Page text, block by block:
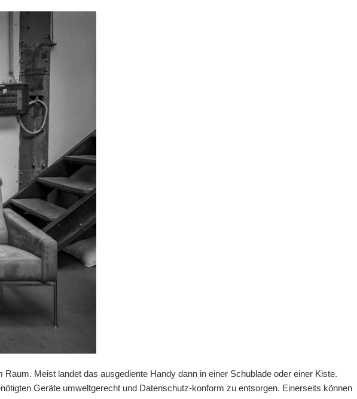
Meist landet das ausgediente Handy dann in einer Schublade oder einer Kiste.
Geräte umweltgerecht und Datenschutz-konform zu entsorgen. Einerseits können